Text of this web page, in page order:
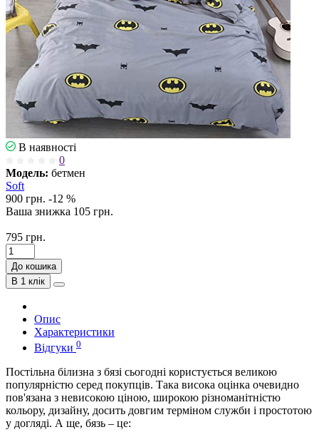
В наявності
0
Модель: бетмен
Soft
900 грн. -12 %
Ваша знижка 105 грн.
795 грн.
До кошика
В 1 клік
Опис
Характеристики
Відгуки 0
Постільна білизна з бязі сьогодні користується великою
популярністю серед покупців. Така висока оцінка очевидно
пов'язана з невисокою ціною, широкою різноманітністю
кольору, дизайну, досить довгим терміном служби і простотою
у догляді. А ще, бязь – це: